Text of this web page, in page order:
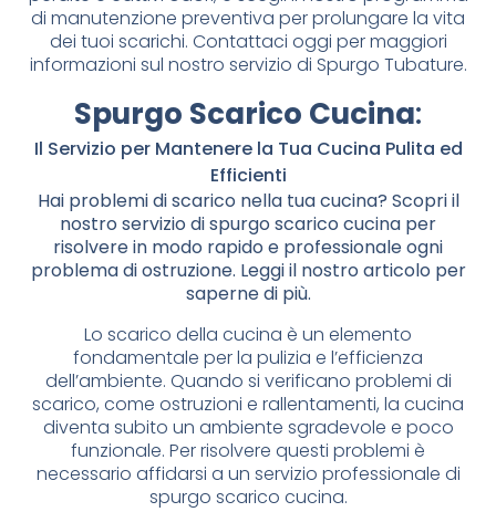
di manutenzione preventiva per prolungare la vita
dei tuoi scarichi. Contattaci oggi per maggiori
informazioni sul nostro servizio di Spurgo Tubature.
Spurgo Scarico Cucina:
Il Servizio per Mantenere la Tua Cucina Pulita ed
Efficienti
Hai problemi di scarico nella tua cucina? Scopri il
nostro servizio di spurgo scarico cucina per
risolvere in modo rapido e professionale ogni
problema di ostruzione. Leggi il nostro articolo per
saperne di più.
Lo scarico della cucina è un elemento
fondamentale per la pulizia e l’efficienza
dell’ambiente. Quando si verificano problemi di
scarico, come ostruzioni e rallentamenti, la cucina
diventa subito un ambiente sgradevole e poco
funzionale. Per risolvere questi problemi è
necessario affidarsi a un servizio professionale di
spurgo scarico cucina.